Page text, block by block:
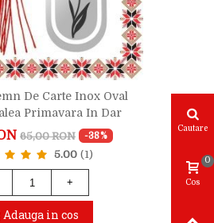
De Carte Inox Oval
Primavara In Dar
65,00 RON -38%
5.00 (1)
+
Adauga in cos
Cautare
Cos
0